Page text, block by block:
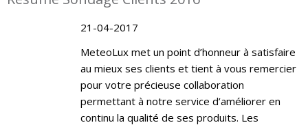
21-04-2017
MeteoLux met un point d’honneur à satisfaire
au mieux ses clients et tient à vous remercier
pour votre précieuse collaboration
permettant à notre service d’améliorer en
continu la qualité de ses produits. Les